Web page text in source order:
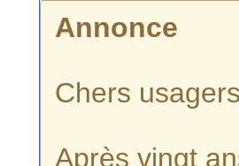
Annonce
Chers
Après vingt